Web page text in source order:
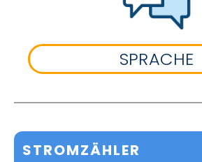
SPRACHE
STROMZÄHLER